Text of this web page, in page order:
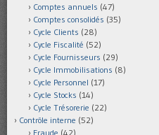
Comptes annuels (47)
Comptes consolidés (35)
Cycle Clients (28)
Cycle Fiscalité (52)
Cycle Fournisseurs (29)
Cycle Immobilisations (8)
Cycle Personnel (17)
Cycle Stocks (14)
Cycle Trésorerie (22)
Contrôle interne (52)
Fraude (42)